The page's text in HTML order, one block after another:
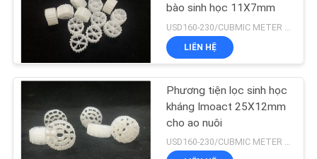
Hợp chất PVC mềm
bào sinh học 11X7mm
LIÊN HỆ
Phương tiện lọc sinh học
kháng Imoact 25X12mm
cho ao nuôi
USD160-230/CUBMIC METER MOQ:1CubmicMeter